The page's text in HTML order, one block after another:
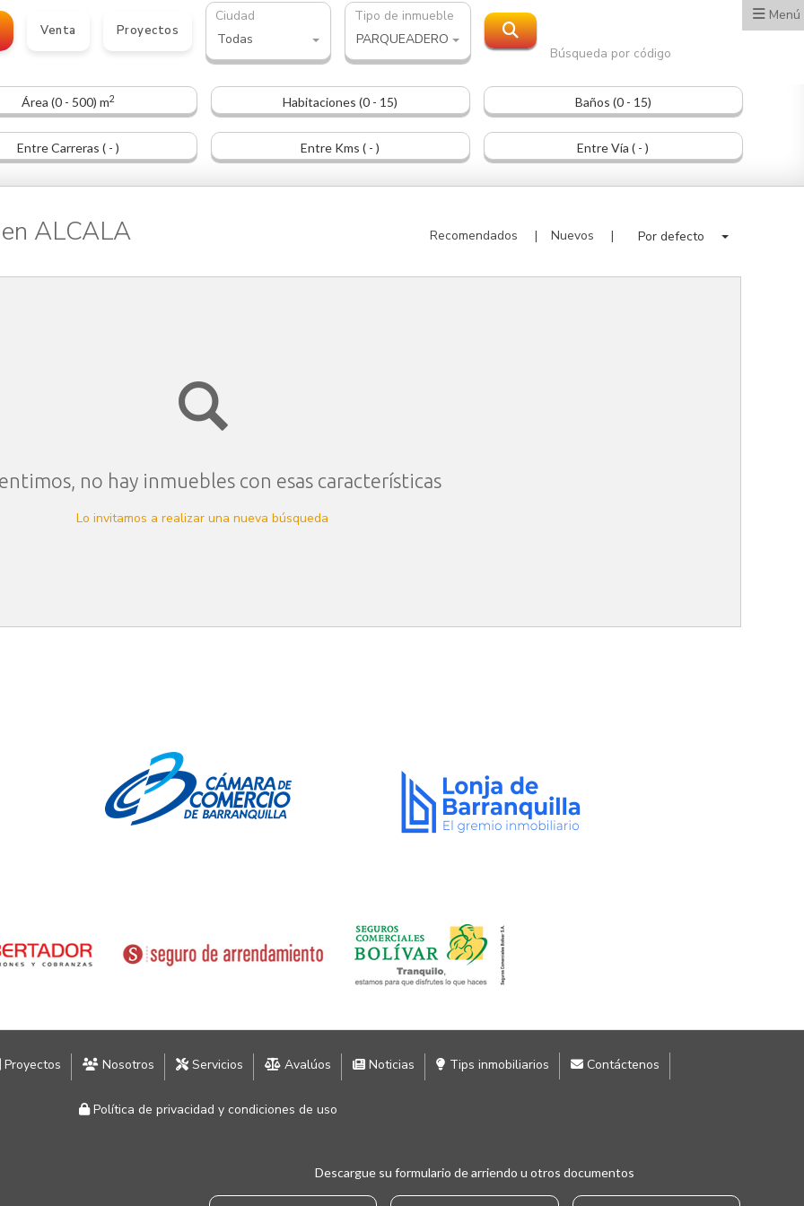
Menú
Venta Proyectos
Ciudad
Todas
Tipo de inmueble
PARQUEADERO
Búsqueda por código
Área (0 - 500) m2 Habitaciones (0 - 15) Baños (0 - 15)
Entre Carreras ( - ) Entre Kms ( - ) Entre Vía ( - )
ALCALA Recomendados Nuevos Por defecto
no hay inmuebles con esas características
Lo invitamos a realizar una nueva búsqueda
Proyectos Nosotros Servicios Avalúos Noticias Tips inmobiliarios Contáctenos
Política de privacidad y condiciones de uso
Descargue su formulario de arriendo u otros documentos